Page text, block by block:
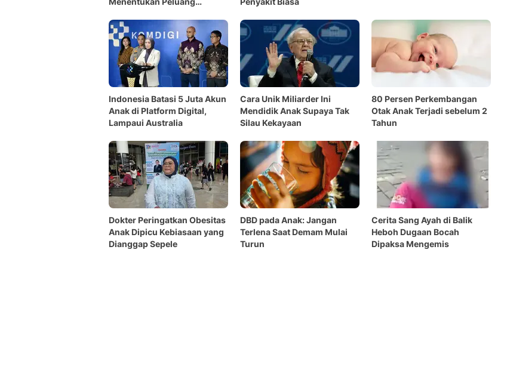
Indonesia Batasi 5 Juta Akun
Anak di Platform Digital,
Lampaui Australia
Cara Unik Miliarder Ini
Mendidik Anak Supaya Tak
Silau Kekayaan
80 Persen Perkembangan
Otak Anak Terjadi sebelum 2
Tahun
Dokter Peringatkan Obesitas
Anak Dipicu Kebiasaan yang
Dianggap Sepele
DBD pada Anak: Jangan
Terlena Saat Demam Mulai
Turun
Cerita Sang Ayah di Balik
Heboh Dugaan Bocah
Dipaksa Mengemis